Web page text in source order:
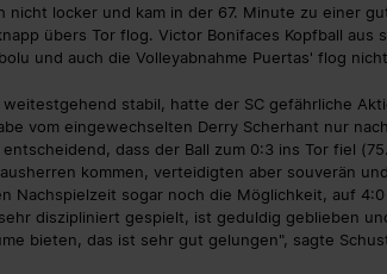
nicht locker und kam in der 67. Minute zu einer
übers Tor flog. Victor Bonifaces Kopfball
und auch die Volleyabnahme Puertas' flog
stabil, hatte der SC gefährliche
vom eingewechselten Derry Scherhant nur
dass der Ball zum 0:3 ins Tor fiel
kommen, verteidigten aber souverän
Nachspielzeit sogar noch die Möglichkeit, auf
diszipliniert gespielt, ist geduldig geblieben
bieten, das ist sehr gut gelungen", sagte